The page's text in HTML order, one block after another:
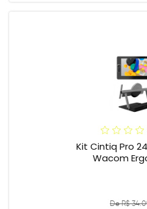
Kit Cintiq Pro
Wacom
De R$